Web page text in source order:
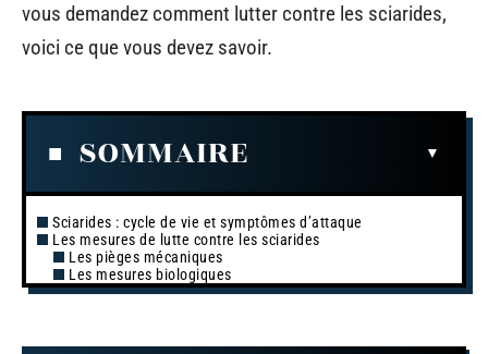
vous demandez comment lutter contre les sciarides,
voici ce que vous devez savoir.
SOMMAIRE
Sciarides : cycle de vie et symptômes d’attaque
Les mesures de lutte contre les sciarides
Les pièges mécaniques
Les mesures biologiques